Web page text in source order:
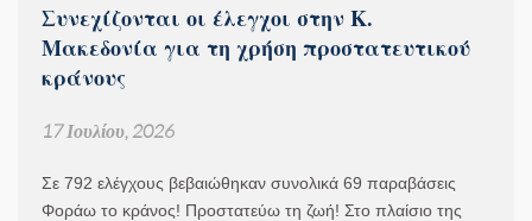
Συνεχίζονται οι έλεγχοι στην Κ.
Μακεδονία για τη χρήση προστατευτικού
κράνους
17 Ιουλίου, 2026
Σε 792 ελέγχους βεβαιώθηκαν συνολικά 69 παραβάσεις
Φοράω το κράνος! Προστατεύω τη ζωή! Στο πλαίσιο της